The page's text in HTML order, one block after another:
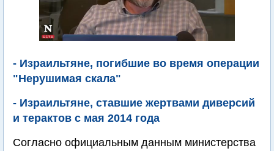
- Израильтяне, погибшие во время операции
"Нерушимая скала"
- Израильтяне, ставшие жертвами диверсий
и терактов с мая 2014 года
Согласно официальным данным министерства